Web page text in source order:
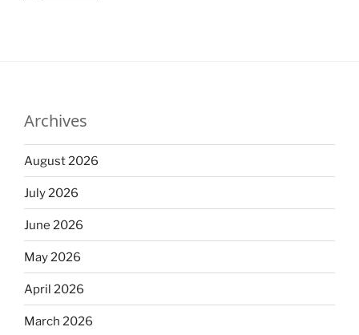
Archives
August 2026
July 2026
June 2026
May 2026
April 2026
March 2026